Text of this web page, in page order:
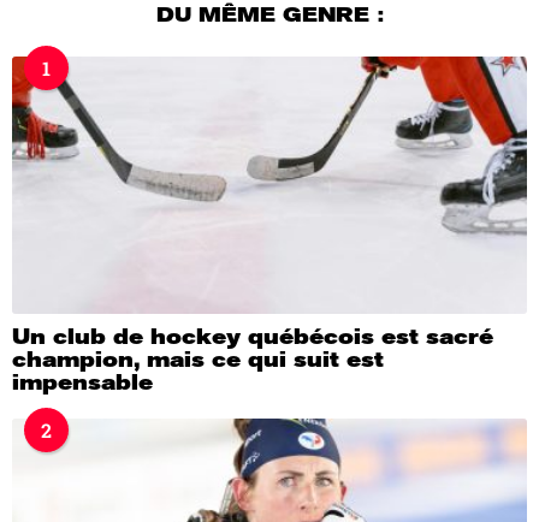
DU MÊME GENRE :
1
Un club de hockey québécois est sacré
champion, mais ce qui suit est
impensable
2